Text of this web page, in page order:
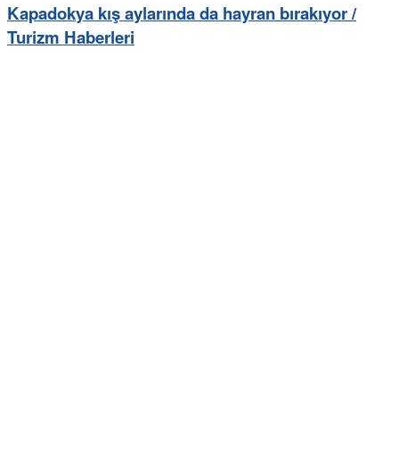
Kapadokya kış aylarında da hayran bırakıyor /
Turizm Haberleri